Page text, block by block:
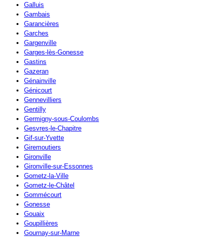
Galluis
Gambais
Garancières
Garches
Gargenville
Garges-lès-Gonesse
Gastins
Gazeran
Génainville
Génicourt
Gennevilliers
Gentilly
Germigny-sous-Coulombs
Gesvres-le-Chapitre
Gif-sur-Yvette
Giremoutiers
Gironville
Gironville-sur-Essonnes
Gometz-la-Ville
Gometz-le-Châtel
Gommécourt
Gonesse
Gouaix
Goupillières
Gournay-sur-Marne